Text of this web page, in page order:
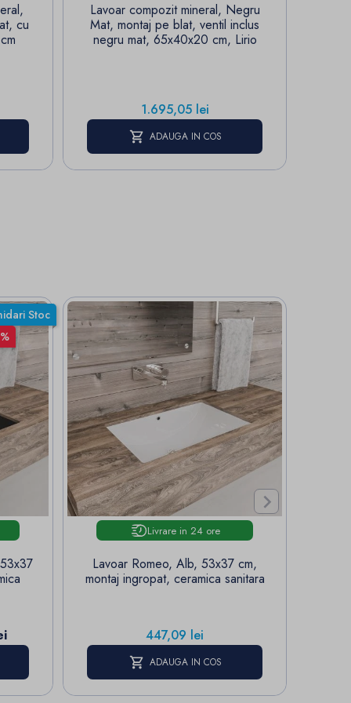
cu
Lavoar compozit mineral, Negru
Mat, montaj pe blat, ventil inclus
negru mat, 65x40x20 cm, Lirio
Pret
1.695,05 lei
ADAUGA IN COS
Stoc
Livrare in 24 ore
Lavoar Romeo, Alb, 53x37 cm,
montaj ingropat, ceramica sanitara
Pret
447,09 lei
ADAUGA IN COS
